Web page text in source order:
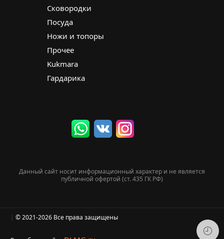
Сковородки
Посуда
Ножи и топоры
Прочее
Kukmara
Гардарика
Данный сайт носит информационный характер и не является
публичной офертой (ст. 435 ГК РФ)
| © 2021-2026 Все права защищены